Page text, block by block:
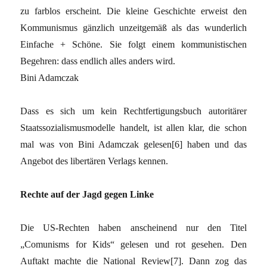
zu farblos erscheint. Die kleine Geschichte erweist den
Kommunismus gänzlich unzeitgemäß als das wunderlich
Einfache + Schöne. Sie folgt einem kommunistischen
Begehren: dass endlich alles anders wird.
Bini Adamczak
Dass es sich um kein Rechtfertigungsbuch autoritärer
Staatssozialismusmodelle handelt, ist allen klar, die schon
mal was von Bini Adamczak gelesen[6] haben und das
Angebot des libertären Verlags kennen.
Rechte auf der Jagd gegen Linke
Die US-Rechten haben anscheinend nur den Titel
„Comunisms for Kids“ gelesen und rot gesehen. Den
Auftakt machte die National Review[7]. Dann zog das